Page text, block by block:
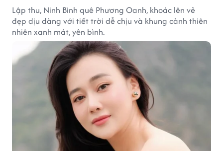
Lập thu, Ninh Bình quê Phương Oanh, khoác lên vẻ
đẹp dịu dàng với tiết trời dễ chịu và khung cảnh thiên
nhiên xanh mát, yên bình.